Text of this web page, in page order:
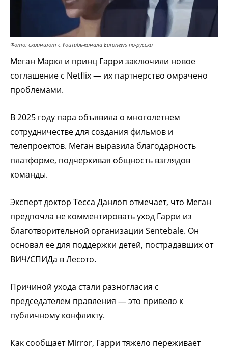
Фото: скриншот с YouTube-канала Euronews по-русски
Меган Маркл и принц Гарри заключили новое
соглашение с Netflix — их партнерство омрачено
проблемами.
В 2025 году пара объявила о многолетнем
сотрудничестве для создания фильмов и
телепроектов. Меган выразила благодарность
платформе, подчеркивая общность взглядов
команды.
Эксперт доктор Тесса Данлоп отмечает, что Меган
предпочла не комментировать уход Гарри из
благотворительной организации Sentebale. Он
основал ее для поддержки детей, пострадавших от
ВИЧ/СПИДа в Лесото.
Причиной ухода стали разногласия с
председателем правления — это привело к
публичному конфликту.
Как сообщает Mirror, Гарри тяжело переживает